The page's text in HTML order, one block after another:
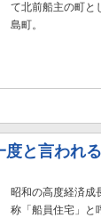
て北前船主の町と
島町。
と言われ
昭和の高度経済成
称「船員住宅」と